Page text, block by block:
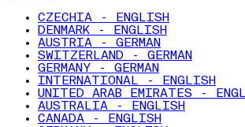
CZECHIA - ENGLISH
DENMARK - ENGLISH
AUSTRIA - GERMAN
SWITZERLAND - GERMAN
GERMANY - GERMAN
INTERNATIONAL - ENGLISH
UNITED ARAB EMIRATES -
AUSTRALIA - ENGLISH
CANADA - ENGLISH